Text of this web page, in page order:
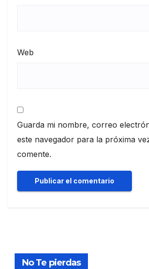
Web
Guarda mi nombre, correo
este navegador para la próxima
comente.
No Te pierdas